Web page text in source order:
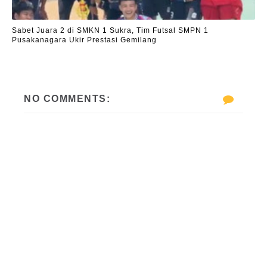
Sabet Juara 2 di SMKN 1 Sukra, Tim Futsal SMPN 1
Pusakanagara Ukir Prestasi Gemilang
NO COMMENTS: